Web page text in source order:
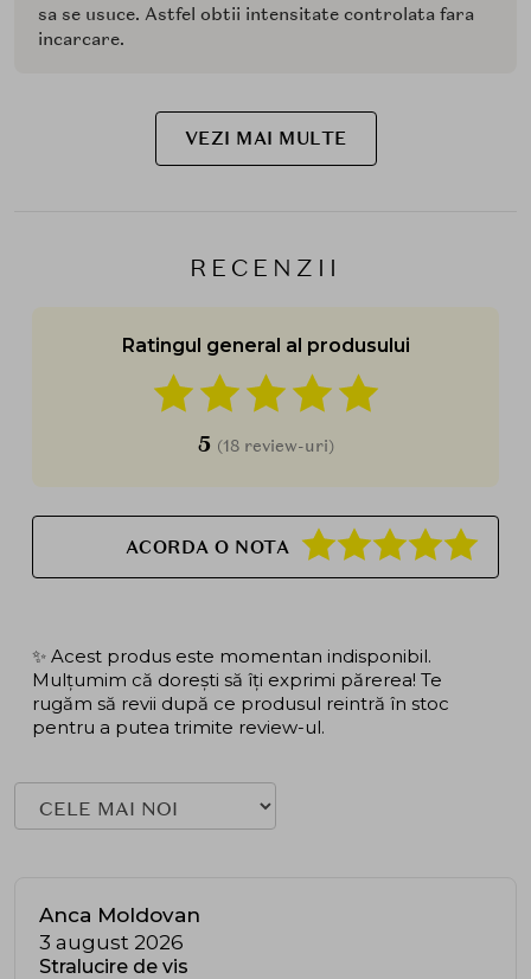
sa se usuce. Astfel obtii intensitate controlata fara
incarcare.
VEZI MAI MULTE
RECENZII
Ratingul general al produsului
5 (18 review-uri)
ACORDA O NOTA
✨ Acest produs este momentan indisponibil.
Mulțumim că dorești să îți exprimi părerea! Te
rugăm să revii după ce produsul reintră în stoc
pentru a putea trimite review-ul.
Anca Moldovan
3 august 2026
Stralucire de vis